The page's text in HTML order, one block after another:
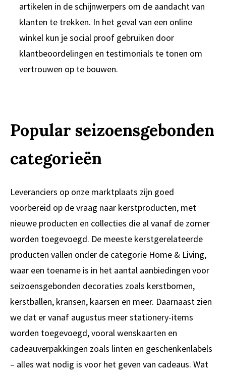
artikelen in de schijnwerpers om de aandacht van
klanten te trekken. In het geval van een online
winkel kun je social proof gebruiken door
klantbeoordelingen en testimonials te tonen om
vertrouwen op te bouwen.
Popular seizoensgebonden
categorieën
Leveranciers op onze marktplaats zijn goed
voorbereid op de vraag naar kerstproducten, met
nieuwe producten en collecties die al vanaf de zomer
worden toegevoegd. De meeste kerstgerelateerde
producten vallen onder de categorie Home & Living,
waar een toename is in het aantal aanbiedingen voor
seizoensgebonden decoraties zoals kerstbomen,
kerstballen, kransen, kaarsen en meer. Daarnaast zien
we dat er vanaf augustus meerstationery-items
worden toegevoegd, vooral wenskaarten en
cadeauverpakkingen zoals linten en geschenkenlabels
– alles wat nodig is voor het geven van cadeaus. Wat